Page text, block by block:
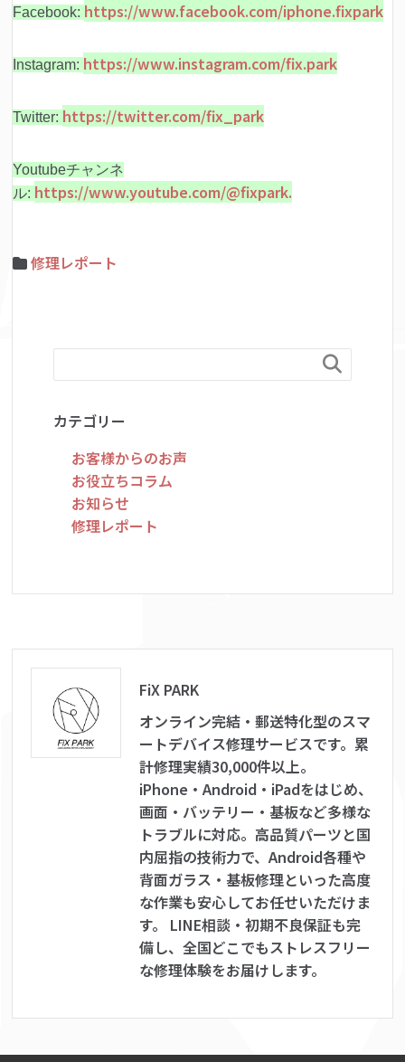
Facebook: https://www.facebook.com/iphone.fixpark
Instagram: https://www.instagram.com/fix.park
Twitter: https://twitter.com/fix_park
Youtubeチャンネ
ル: https://www.youtube.com/@fixpark.
修理レポート

カテゴリー
お客様からのお声
お役立ちコラム
お知らせ
修理レポート
FiX PARK
オンライン完結・郵送特化型のスマ
ートデバイス修理サービスです。累
計修理実績30,000件以上。
iPhone・Android・iPadをはじめ、
画面・バッテリー・基板など多様な
トラブルに対応。高品質パーツと国
内屈指の技術力で、Android各種や
背面ガラス・基板修理といった高度
な作業も安心してお任せいただけま
す。 LINE相談・初期不良保証も完
備し、全国どこでもストレスフリー
な修理体験をお届けします。